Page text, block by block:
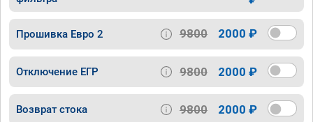
Прошивка Евро 2 9800 2000 ₽
Отключение ЕГР 9800 2000 ₽
Возврат стока 9800 2000 ₽